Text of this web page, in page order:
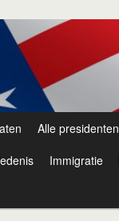
Alle presidenten
Immigratie